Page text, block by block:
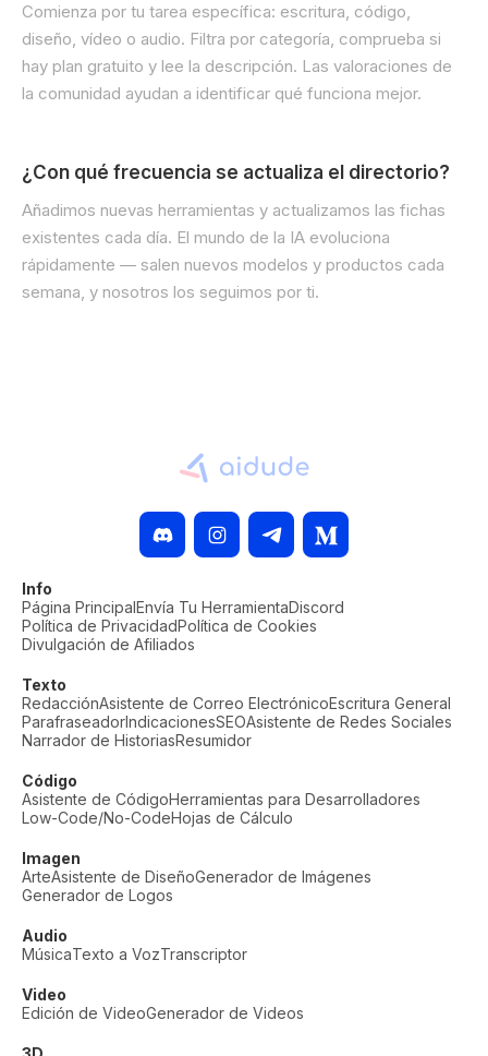
Comienza por tu tarea específica: escritura, código,
diseño, vídeo o audio. Filtra por categoría, comprueba si
hay plan gratuito y lee la descripción. Las valoraciones de
la comunidad ayudan a identificar qué funciona mejor.
¿Con qué frecuencia se actualiza el directorio?
Añadimos nuevas herramientas y actualizamos las fichas
existentes cada día. El mundo de la IA evoluciona
rápidamente — salen nuevos modelos y productos cada
semana, y nosotros los seguimos por ti.
Info
Página PrincipalEnvía Tu HerramientaDiscord
Política de PrivacidadPolítica de Cookies
Divulgación de Afiliados
Texto
RedacciónAsistente de Correo ElectrónicoEscritura General
ParafraseadorIndicacionesSEOAsistente de Redes Sociales
Narrador de HistoriasResumidor
Código
Asistente de CódigoHerramientas para Desarrolladores
Low-Code/No-CodeHojas de Cálculo
Imagen
ArteAsistente de DiseñoGenerador de Imágenes
Generador de Logos
Audio
MúsicaTexto a VozTranscriptor
Video
Edición de VideoGenerador de Videos